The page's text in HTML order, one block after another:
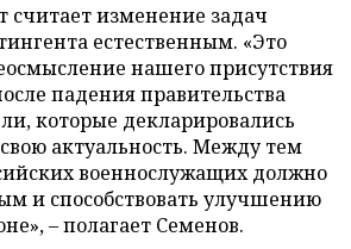
считает изменение задач
естественным. «Это
нашего присутствия
падения правительства
которые декларировались
актуальность. Между тем
военнослужащих должно
и способствовать улучшению
– полагает Семенов.